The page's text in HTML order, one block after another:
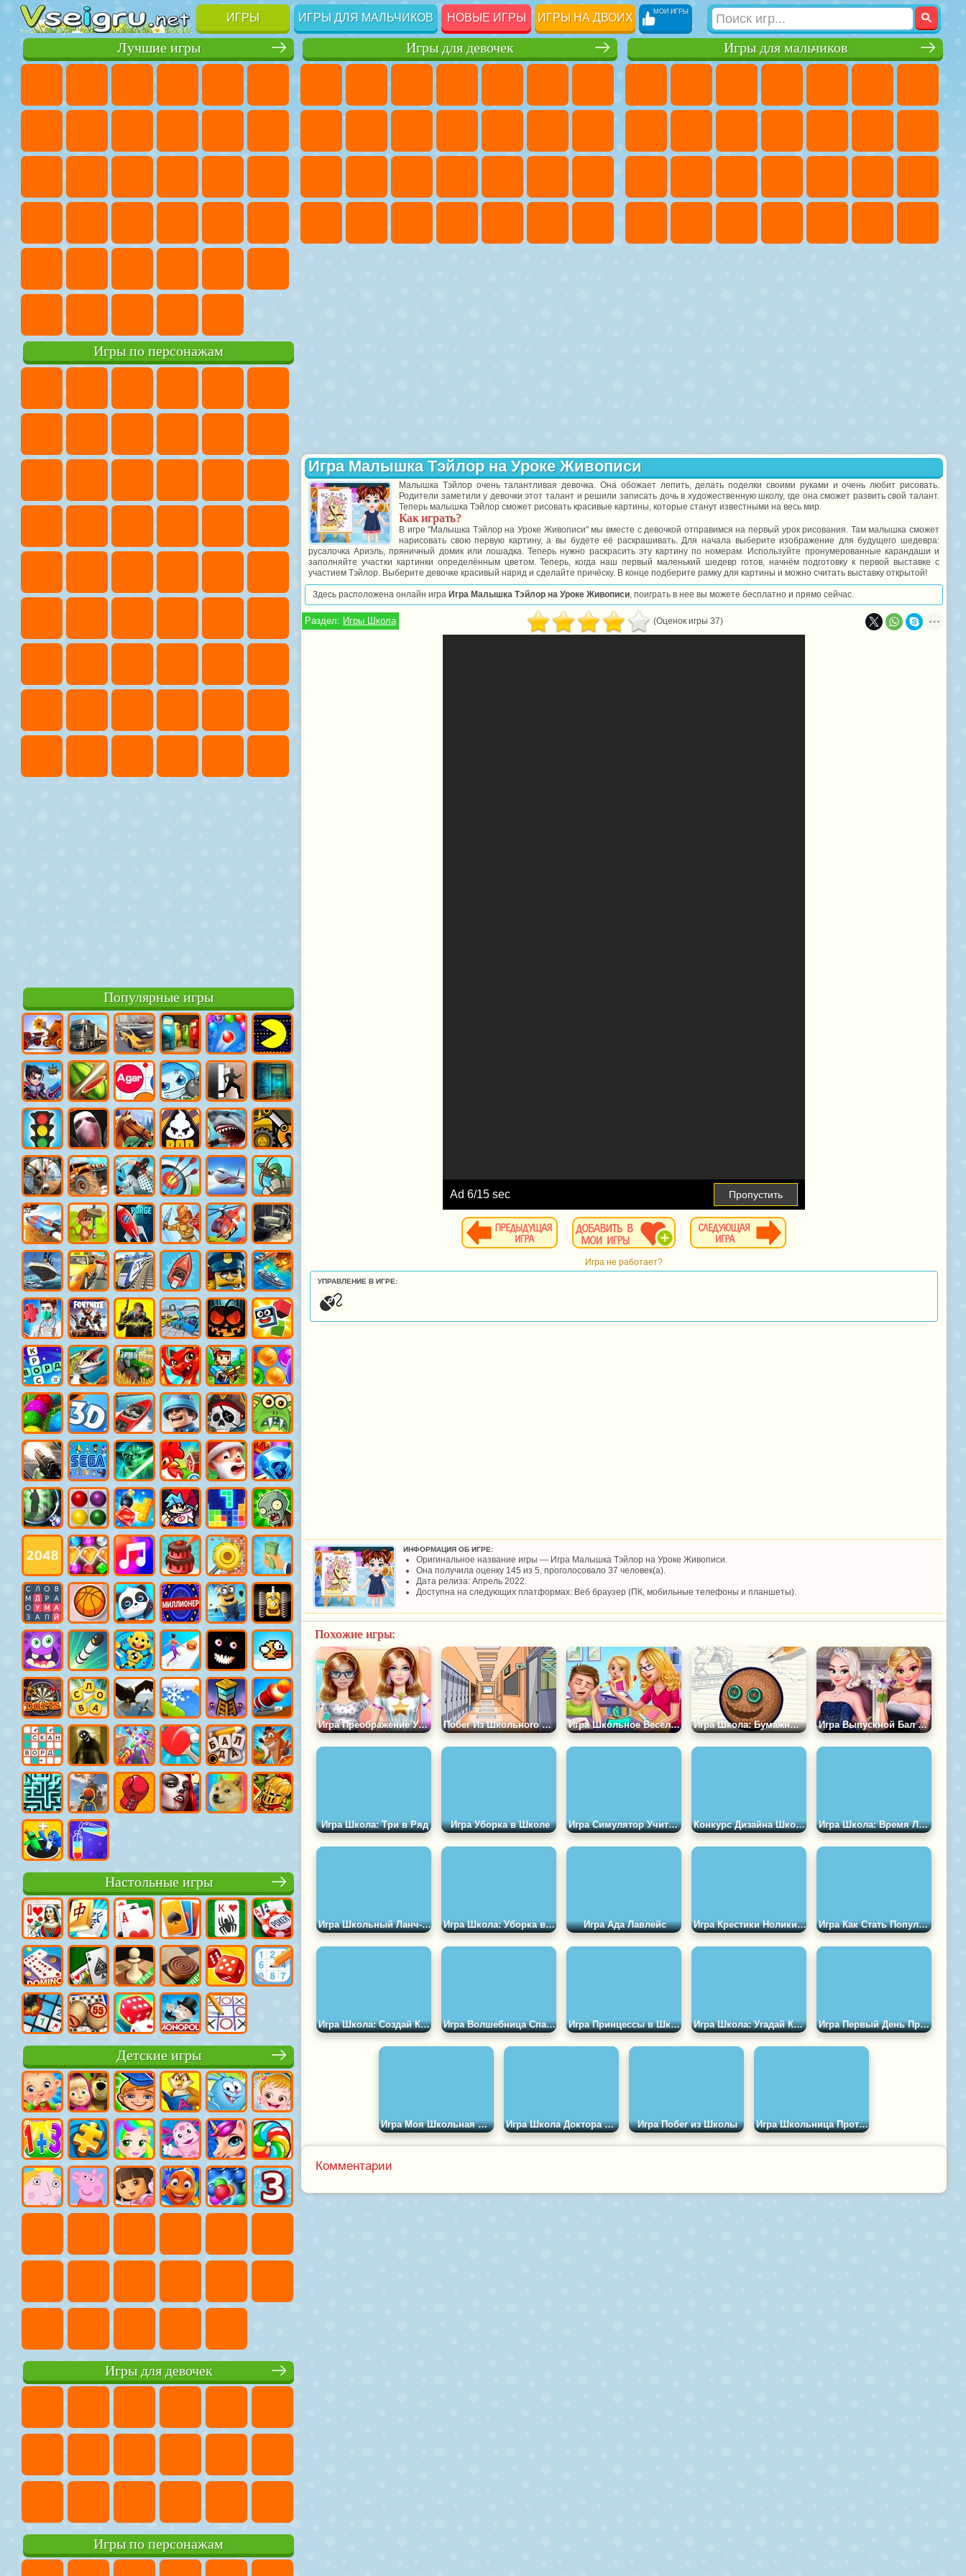
ИГРЫ ИГРЫ ДЛЯ МАЛЬЧИКОВ НОВЫЕ ИГРЫ ИГРЫ НА ДВОИХ МОИ ИГРЫ
Игры для мальчиков
Игры для девочек
Лучшие игры
Игры по персонажам
Популярные игры
Настольные игры
Детские игры
Игры для девочек
Игры по персонажам
Игра Малышка Тэйлор на Уроке Живописи
Малышка Тэйлор очень талантливая девочка. Она обожает лепить, делать поделки своими руками и очень любит рисовать.
Родители заметили у девочки этот талант и решили записать дочь в художественную школу, где она сможет развить свой талант.
Теперь малышка Тэйлор сможет рисовать красивые картины, которые станут известными на весь мир.
Как играть?
В игре "Малышка Тэйлор на Уроке Живописи" мы вместе с девочкой отправимся на первый урок рисования. Там малышка сможет
нарисовать свою первую картину, а вы будете её раскрашивать. Для начала выберите изображение для будущего шедевра:
русалочка Ариэль, пряничный домик или лошадка. Теперь нужно раскрасить эту картину по номерам. Используйте пронумерованные карандаши и
заполняйте участки картинки определённым цветом. Теперь, когда наш первый маленький шедевр готов, начнём подготовку к первой выставке с
участием Тэйлор. Выберите девочке красивый наряд и сделайте причёску. В конце подберите рамку для картины и можно считать выставку открытой!
Здесь расположена онлайн игра Игра Малышка Тэйлор на Уроке Живописи, поиграть в нее вы можете бесплатно и прямо сейчас.
Раздел: Игры Школа (Оценок игры 37)
Ad 7/15 sec Пропустить
Игра не работает?
УПРАВЛЕНИЕ В ИГРЕ:
ИНФОРМАЦИЯ ОБ ИГРЕ:
Оригинальное название игры — Игра Малышка Тэйлор на Уроке Живописи.
Она получила оценку 145 из 5, проголосовало 37 человек(а).
Дата релиза: Апрель 2022.
Доступна на следующих платформах: Веб браузер (ПК, мобильные телефоны и планшеты).
Похожие игры:
Игра Преображение Учительницы Побег Из Школьного Коридора Игра Школьное Веселье с Учителем Игра Школа: Бумажный Гольф Игра Выпускной Бал Принцесс
Игра Школа: Три в Ряд Игра Уборка в Школе Игра Симулятор Учителя в Школе Конкурс Дизайна Школьных Сумок Игра Школа: Время Лениться
Игра Школьный Ланч-бокс Игра Школа: Уборка в Грязном Классе Игра Ада Лавлейс Игра Крестики Нолики: Школа Игра Как Стать Популярной в Школе
Игра Школа: Создай Класс Игра Волшебница Спасает Школу Игра Принцессы в Школе Магии Игра Школа: Угадай Картинку Игра Первый День Принцессы в Колледже
Игра Моя Школьная Форма 2 Игра Школа Доктора Панды Игра Побег из Школы Игра Школьница Против Бунтарки
Комментарии